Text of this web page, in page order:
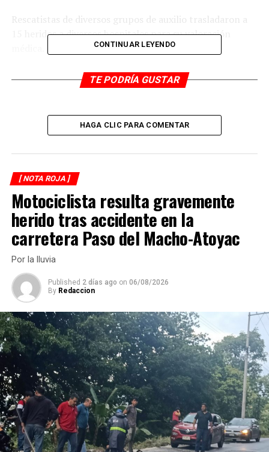
Rescatistas de diversos grupos de auxilio trasladaron a
15 heridos a diversos hospitales para su valoración
RELATED TOPICS:
Asaltan a gaseros en Tomatlán
CONTINUAR LEYENDO
TE PODRÍA GUSTAR
HAGA CLIC PARA COMENTAR
[ NOTA ROJA ]
Motociclista resulta gravemente
herido tras accidente en la
carretera Paso del Macho-Atoyac
Por la lluvia
Published 2 días ago on 06/08/2026
By Redaccion